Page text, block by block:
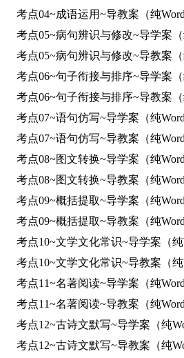
考点04~成语运用~导教案（纯Word
考点05~病句辨识与修改~导学案（
考点05~病句辨识与修改~导教案（
考点06~句子衔接与排序~导学案（
考点06~句子衔接与排序~导教案（
考点07~语句仿写~导学案（纯Word
考点07~语句仿写~导教案（纯Word
考点08~图文转换~导学案（纯Word
考点08~图文转换~导教案（纯Word
考点09~概括提取~导学案（纯Word
考点09~概括提取~导教案（纯Word
考点10~文学文化常识~导学案（纯
考点10~文学文化常识~导教案（纯
考点11~名著阅读~导学案（纯Word
考点11~名著阅读~导教案（纯Word
考点12~古诗文默写~导学案（纯
考点12~古诗文默写~导教案（纯